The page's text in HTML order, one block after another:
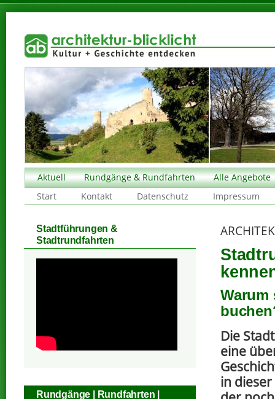
Aktuell Rundgänge & Rundfahrten
Alle Angebote
Start
Kontakt Datenschutz Impressum
Die
eine
in
Stadtführungen &
Stadtrundfahrten
Rundgänge | Rundfahrten |